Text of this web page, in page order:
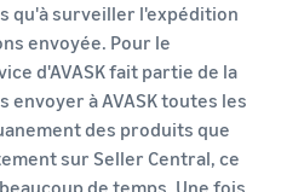
qu'à surveiller l'expédition
envoyée. Pour le
d'AVASK fait partie de la
envoyer à AVASK toutes les
des produits que
sur Seller Central, ce
de temps. Une fois